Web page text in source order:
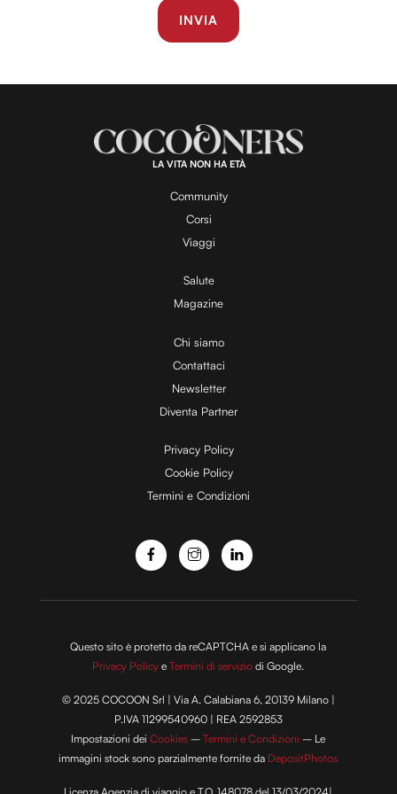
LA VITA NON HA ETÀ
Community
Corsi
Viaggi
Salute
Magazine
Chi siamo
Contattaci
Newsletter
Diventa Partner
Privacy Policy
Cookie Policy
Termini e Condizioni
Questo sito è protetto da reCAPTCHA e si applicano la
Privacy Policy eTermini di servizio di Google.
© 2025 COCOON Srl | Via A. Calabiana 6, 20139 Milano |
P.IVA 11299540960 | REA 2592853
Impostazioni deiCookies –Termini e Condizioni – Le
immagini stock sono parzialmente fornite da DepositPhotos